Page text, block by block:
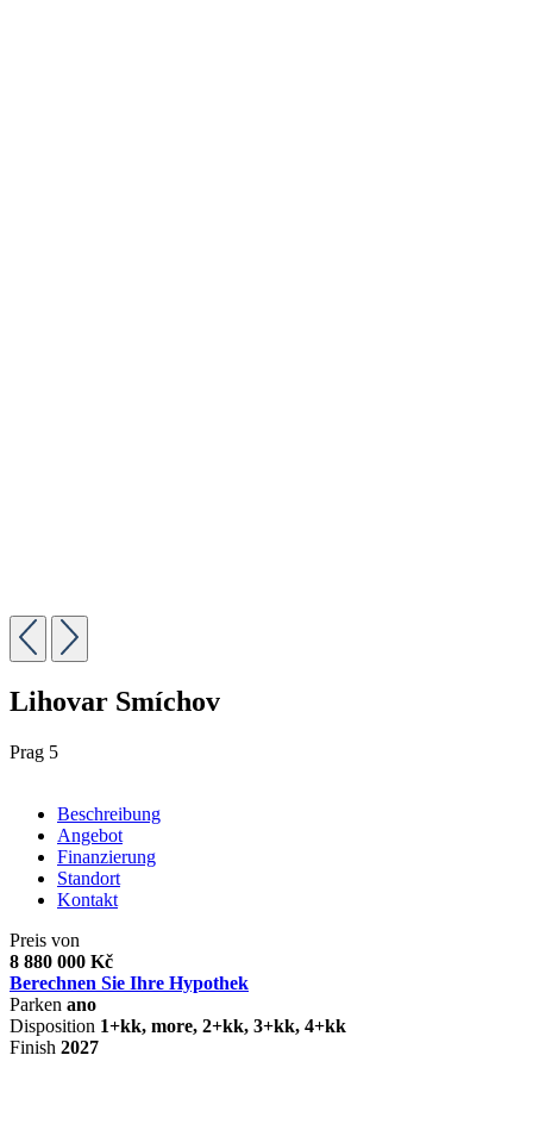
Lihovar Smíchov
Prag 5
Beschreibung
Angebot
Finanzierung
Standort
Kontakt
Preis von
8 880 000 Kč
Berechnen Sie Ihre Hypothek
Parken ano
Disposition 1+kk, more, 2+kk, 3+kk, 4+kk
Finish 2027